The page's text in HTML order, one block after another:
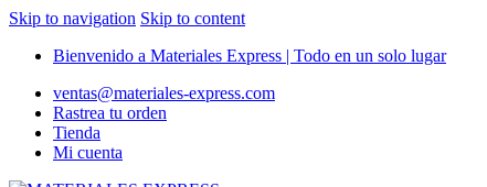
Skip to navigation Skip to content
Bienvenido a Materiales Express | Todo en un solo lugar
ventas@materiales-express.com
Rastrea tu orden
Tienda
Mi cuenta